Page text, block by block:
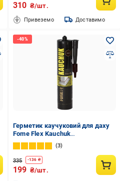
310 ₴/шт.
Привеземо Доставимо
Герметик каучуковий для даху
Fome Flex Kauchuk
вологостійкий 300 мл
Коричневий (01-4-2-012)
3
335 -136 ₴
199 ₴/шт.